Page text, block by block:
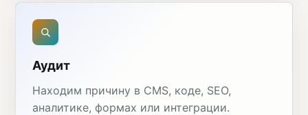
Аудит
Находим причину в CMS, коде, SEO,
аналитике, формах или интеграции.